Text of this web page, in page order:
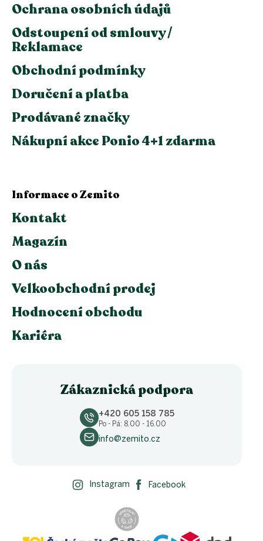
Ochrana osobních údajů
Odstoupení od smlouvy /
Reklamace
Obchodní podmínky
Doručení a platba
Prodávané značky
Nákupní akce Ponio 4+1 zdarma
Informace o Zemito
Kontakt
Magazín
O nás
Velkoobchodní prodej
Hodnocení obchodu
Kariéra
Zákaznická podpora
+420 605 158 785
Po - Pá: 8.00 - 16.00
info@zemito.cz
Instagram Facebook